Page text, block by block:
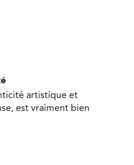
artistique et
est vraiment bien